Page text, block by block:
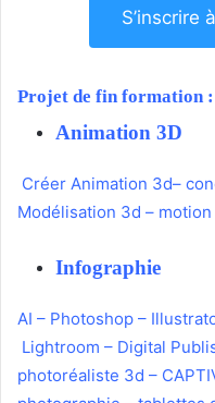
S’inscrire
Projet de fin formation :
Animation 3D
Créer Animation 3d–
Modélisation 3d –
Infographie
AI – Photoshop –
Lightroom – Digital
photoréaliste 3d –